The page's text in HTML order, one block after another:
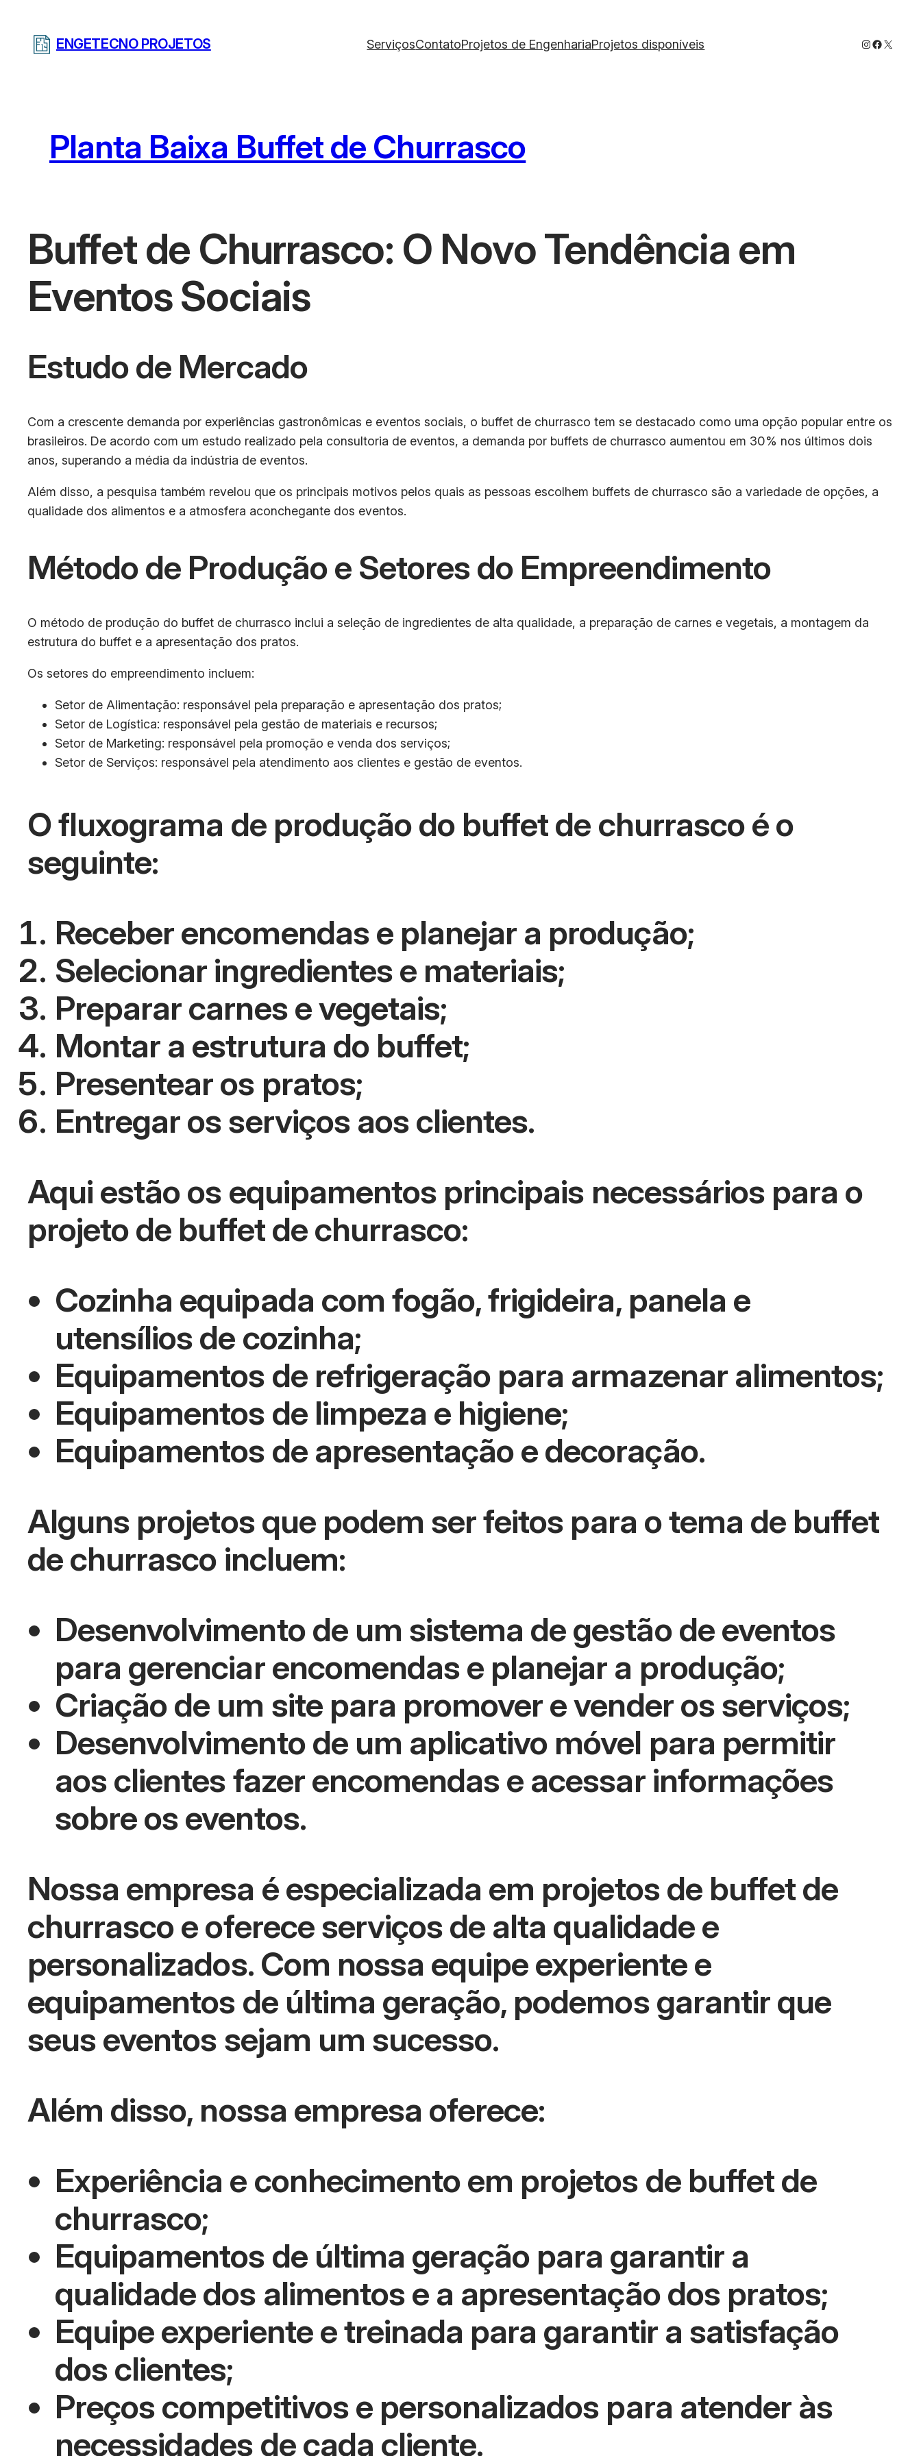
ENGETECNO PROJETOS ServiçosContatoProjetos de EngenhariaProjetos disponíveis Instagram
X
Planta Baixa Buffet de Churrasco
Buffet de Churrasco: O Novo Tendência em
Eventos Sociais
Estudo de Mercado
Com a crescente demanda por experiências gastronômicas e eventos sociais, o buffet de churrasco tem se destacado como uma opção popular entre os
brasileiros. De acordo com um estudo realizado pela consultoria de eventos, a demanda por buffets de churrasco aumentou em 30% nos últimos dois
anos, superando a média da indústria de eventos.
Além disso, a pesquisa também revelou que os principais motivos pelos quais as pessoas escolhem buffets de churrasco são a variedade de opções, a
qualidade dos alimentos e a atmosfera aconchegante dos eventos.
Método de Produção e Setores do Empreendimento
O método de produção do buffet de churrasco inclui a seleção de ingredientes de alta qualidade, a preparação de carnes e vegetais, a montagem da
estrutura do buffet e a apresentação dos pratos.
Os setores do empreendimento incluem:
Setor de Alimentação: responsável pela preparação e apresentação dos pratos;
Setor de Logística: responsável pela gestão de materiais e recursos;
Setor de Marketing: responsável pela promoção e venda dos serviços;
Setor de Serviços: responsável pela atendimento aos clientes e gestão de eventos.
O fluxograma de produção do buffet de churrasco é o
seguinte:
Receber encomendas e planejar a produção;
Selecionar ingredientes e materiais;
Preparar carnes e vegetais;
Montar a estrutura do buffet;
Presentear os pratos;
Entregar os serviços aos clientes.
Aqui estão os equipamentos principais necessários para o
projeto de buffet de churrasco:
Cozinha equipada com fogão, frigideira, panela e
utensílios de cozinha;
Equipamentos de refrigeração para armazenar alimentos;
Equipamentos de limpeza e higiene;
Equipamentos de apresentação e decoração.
Alguns projetos que podem ser feitos para o tema de buffet
de churrasco incluem:
Desenvolvimento de um sistema de gestão de eventos
para gerenciar encomendas e planejar a produção;
Criação de um site para promover e vender os serviços;
Desenvolvimento de um aplicativo móvel para permitir
aos clientes fazer encomendas e acessar informações
sobre os eventos.
Nossa empresa é especializada em projetos de buffet de
churrasco e oferece serviços de alta qualidade e
personalizados. Com nossa equipe experiente e
equipamentos de última geração, podemos garantir que
seus eventos sejam um sucesso.
Além disso, nossa empresa oferece:
Experiência e conhecimento em projetos de buffet de
churrasco;
Equipamentos de última geração para garantir a
qualidade dos alimentos e a apresentação dos pratos;
Equipe experiente e treinada para garantir a satisfação
dos clientes;
Preços competitivos e personalizados para atender às
necessidades de cada cliente.